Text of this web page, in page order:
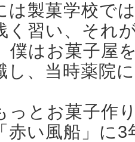
は製菓学校で
く習い、それ
僕はお菓子屋
し、当時薬院
っとお菓子作
赤い風船」に